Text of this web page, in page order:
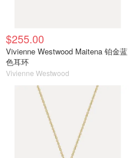
$255.00
Vivienne Westwood Maitena 铂金蓝
色耳环
Vivienne Westwood